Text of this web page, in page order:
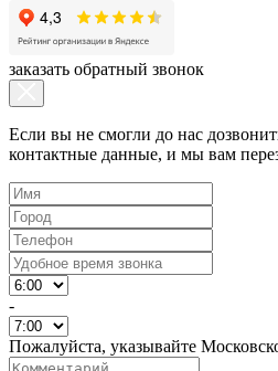
заказать обратный звонок
Если вы не смогли до нас
контактные данные, и мы вам
-
Пожалуйста, указывайте